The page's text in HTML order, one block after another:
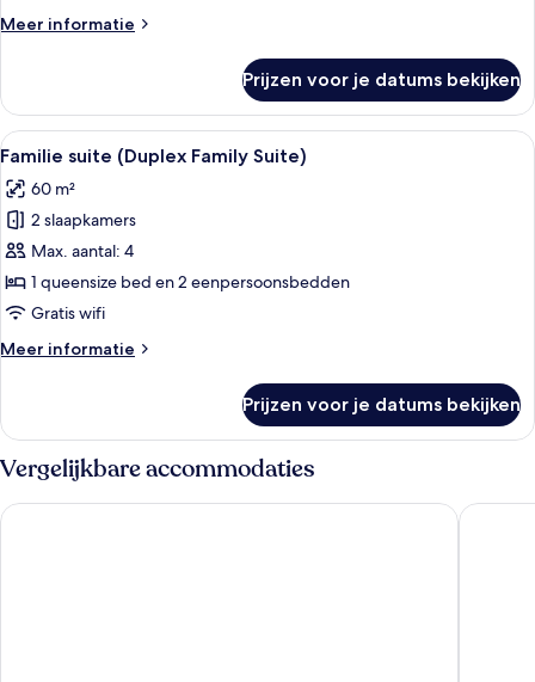
Balcony)
Meer informatie
Meer
kamer,
kamers
met
(Standing
Balcony)
Prijzen voor je datums bekijken
Alle
foto's
voor
Familie
suite
(Duplex
Family
laden
Hotelkamer met een groot bed, een
8
Familie suite (Duplex Family Suite)
60 m²
2 slaapkamers
Max. aantal: 4
1 queensize bed en 2 eenpersoonsbedden
Gratis wifi
Meer informatie
Meer
suite
(Duplex
Family
Suite)
Prijzen voor je datums bekijken
Vergelijkbare accommodaties
Fusion Original Saigon Centre Hotel